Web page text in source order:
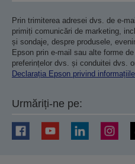
Prin trimiterea adresei dvs. de e-
primiți comunicări de marketing,
și sondaje, despre produsele,
Epson prin e-mail sau alte forme
preferințelor dvs. și conduitei dvs.
Declarația Epson privind
Urmăriți-ne pe: